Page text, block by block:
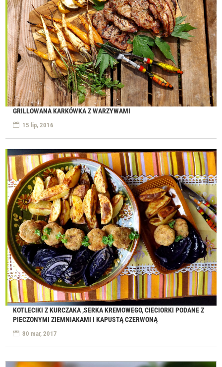
GRILLOWANA KARKÓWKA Z WARZYWAMI
15 lip, 2016
KOTLECIKI Z KURCZAKA ,SERKA KREMOWEGO, CIECIORKI PODANE Z
PIECZONYMI ZIEMNIAKAMI I KAPUSTĄ CZERWONĄ
30 mar, 2017